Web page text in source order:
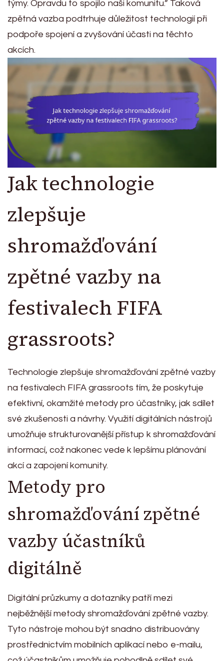
týmy. Opravdu to spojilo naši komunitu.” Taková
zpětná vazba podtrhuje důležitost technologií při
podpoře spojení a zvyšování účasti na těchto
akcích.
Jak technologie
zlepšuje
shromažďování
zpětné vazby na
festivalech FIFA
grassroots?
Technologie zlepšuje shromažďování zpětné vazby
na festivalech FIFA grassroots tím, že poskytuje
efektivní, okamžité metody pro účastníky, jak sdílet
své zkušenosti a návrhy. Využití digitálních nástrojů
umožňuje strukturovanější přístup k shromažďování
informací, což nakonec vede k lepšímu plánování
akcí a zapojení komunity.
Metody pro
shromažďování zpětné
vazby účastníků
digitálně
Digitální průzkumy a dotazníky patří mezi
nejběžnější metody shromažďování zpětné vazby.
Tyto nástroje mohou být snadno distribuovány
prostřednictvím mobilních aplikací nebo e-mailu,